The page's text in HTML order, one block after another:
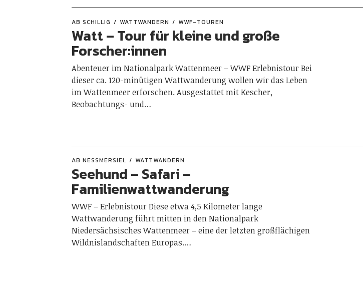
AB SCHILLIG WATTWANDERN WWF-TOUREN
Watt – Tour für kleine und große
Forscher:innen
Abenteuer im Nationalpark Wattenmeer – WWF Erlebnistour Bei
dieser ca. 120-minütigen Wattwanderung wollen wir das Leben
im Wattenmeer erforschen. Ausgestattet mit Kescher,
Beobachtungs- und…
AB NESSMERSIEL WATTWANDERN
Seehund – Safari –
Familienwattwanderung
WWF – Erlebnistour Diese etwa 4,5 Kilometer lange
Wattwanderung führt mitten in den Nationalpark
Niedersächsisches Wattenmeer – eine der letzten großflächigen
Wildnislandschaften Europas.…